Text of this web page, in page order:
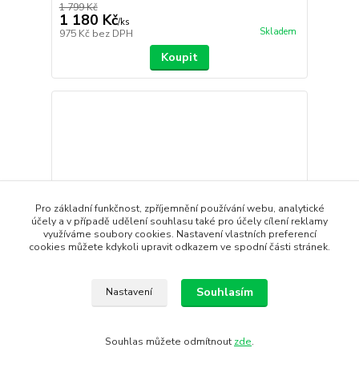
1 799 Kč
1 180 Kč/ks
975 Kč bez DPH Skladem
Koupit
- 22 %
W Šortky SILVINI PATRIA
Pro základní funkčnost, zpříjemnění používání webu, analytické
účely a v případě udělení souhlasu také pro účely cílení reklamy
využíváme soubory cookies. Nastavení vlastních preferencí
cookies můžete kdykoli upravit odkazem ve spodní části stránek.
Nastavení Souhlasím
Souhlas můžete odmítnout zde.